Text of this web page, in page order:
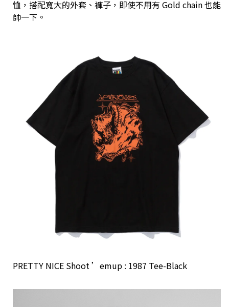
恤，搭配寬大的外套、褲子，即使不用有 Gold chain 也能
帥一下。
PRETTY NICE Shoot ’emup : 1987 Tee-Black